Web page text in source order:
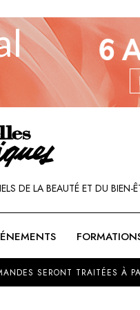
DE LA BEAUTÉ ET DU BIEN-
SERONT TRAITÉES À